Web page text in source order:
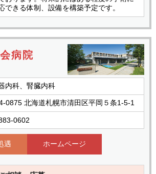
できる体制、設備を構築予定です。
病院
内科、腎臓内科
0875 北海道札幌市清田区平岡５条1-5-1
0602
遇 ホームページ